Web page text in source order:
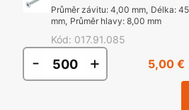
Průměr závitu: 4,00 mm, Délka:
mm, Průměr hlavy: 8,00 mm
Kód: 017.91.085
- + 5,00 €